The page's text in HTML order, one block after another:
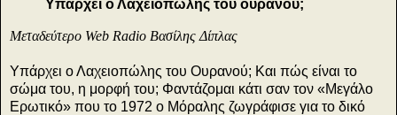
Υπάρχει ο Λαχειοπώλης του ουρανού;
Μεταδεύτερο Web Radio Βασίλης Δίπλας
Υπάρχει ο Λαχειοπώλης του Ουρανού; Και πώς είναι το
σώμα του, η μορφή του; Φαντάζομαι κάτι σαν τον «Μεγάλο
Ερωτικό» που το 1972 ο Μόραλης ζωγράφισε για το δικό